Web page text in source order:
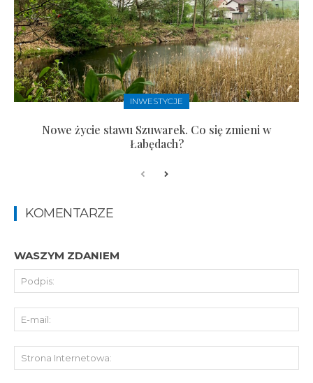
INWESTYCJE
Nowe życie stawu Szuwarek. Co się zmieni w
Łabędach?
KOMENTARZE
WASZYM ZDANIEM